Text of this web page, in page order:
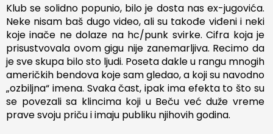
Klub se solidno popunio, bilo je dosta nas ex-jugovića.
Neke nisam baš dugo video, ali su takođe viđeni i neki
koje inače ne dolaze na hc/punk svirke. Cifra koja je
prisustvovala ovom gigu nije zanemarljiva. Recimo da
je sve skupa bilo sto ljudi. Poseta dakle u rangu mnogih
američkih bendova koje sam gledao, a koji su navodno
„ozbiljna“ imena. Svaka čast, ipak ima efekta to što su
se povezali sa klincima koji u Beču već duže vreme
prave svoju priču i imaju publiku njihovih godina.